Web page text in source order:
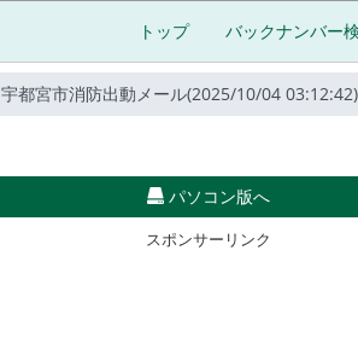
トップ バックナンバー
宇都宮市消防出動メール(2025/10/04 03:12:42)
パソコン版へ
スポンサーリンク